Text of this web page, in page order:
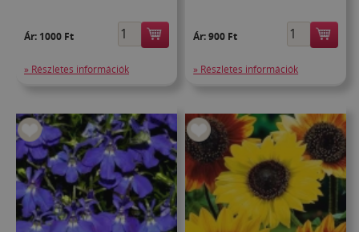
Ár: 1000 Ft
» Részletes információk
Ár:900 Ft
» Részletes információk